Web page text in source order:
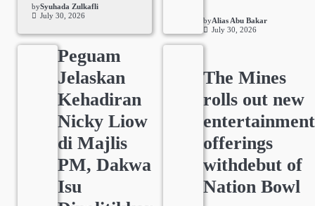
bySyuhada Zulkafli
July 30, 2026
byAlias Abu Bakar
July 30, 2026
Peguam
Jelaskan
Kehadiran
Nicky Liow
di Majlis
PM, Dakwa
Isu
The Mines
rolls out new
entertainment
offerings
withdebut of
Nation Bowl